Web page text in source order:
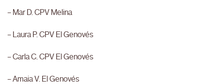
– Mar D. CPV Melina
– Laura P. CPV El Genovés
– Carla C. CPV El Genovés
– Amaia V. El Genovés